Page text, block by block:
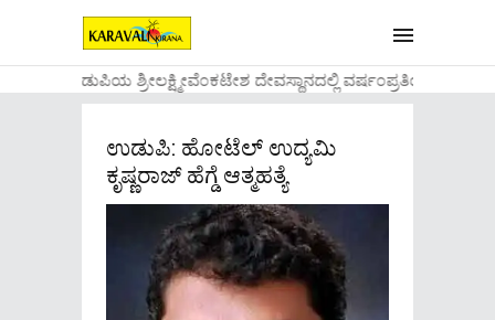
....ಉಡುಪಿಯ ಶ್ರೀಲಕ್ಷ್ಮೀವೆ೦ಕಟೇಶ ದೇವಸ್ಥಾನದಲ್ಲಿ ವರ್ಷ೦ಪ್ರತಿಯ
ಉಡುಪಿ: ಹೋಟೆಲ್ ಉದ್ಯಮಿ
ಕೃಷ್ಣರಾಜ್ ಹೆಗ್ಡೆ ಆತ್ಮಹತ್ಯೆ